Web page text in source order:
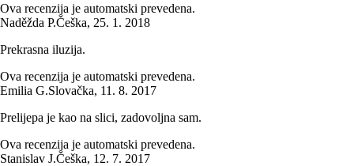
Ova recenzija je automatski prevedena.
Naděžda P.Češka, 25. 1. 2018
Prekrasna iluzija.
Ova recenzija je automatski prevedena.
Emilia G.Slovačka, 11. 8. 2017
Prelijepa je kao na slici, zadovoljna sam.
Ova recenzija je automatski prevedena.
Stanislav J.Češka, 12. 7. 2017